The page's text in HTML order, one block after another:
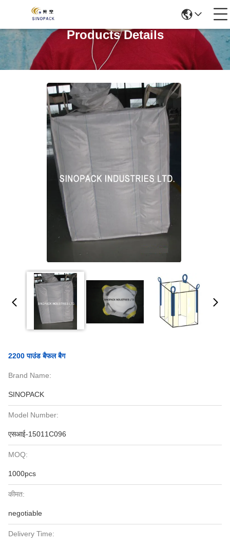
Products Details
2200 पाउंड बैफल बैग
Brand Name:
SINOPACK
Model Number:
एसआई-15011C096
MOQ:
1000pcs
कीमत:
negotiable
Delivery Time: